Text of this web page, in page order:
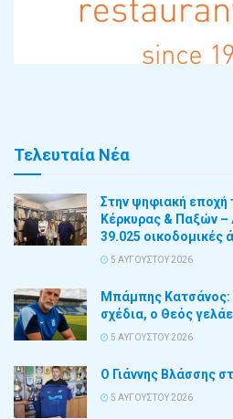
Τελευταία Νέα
Στην ψηφιακή εποχή
Κέρκυρας & Παξών –
39.025 οικοδομικές
5 ΑΥΓΟΎΣΤΟΥ 2026
Μπάμπης Κατσάνος:
σχέδια, ο Θεός
5 ΑΥΓΟΎΣΤΟΥ 2026
Ο Γιάννης Βλάσσης
5 ΑΥΓΟΎΣΤΟΥ 2026